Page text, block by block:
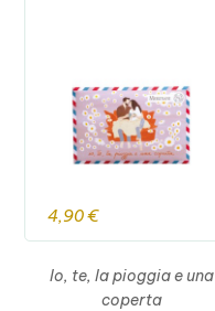
4,90€
Io, te, la pioggia e una
coperta